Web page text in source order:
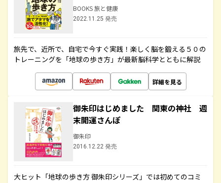
BOOKS 旅と健康
2022.11.25 発売
旅先で、近所で、自宅で今すぐ実践！楽しく脳を鍛える５０の
トレーニングを「地球の歩き方」が最新脳科学とともに解説
詳細を見る
御朱印はじめました 関東の神社 週
末開運さんぽ
御朱印
2016.12.22 発売
大ヒット「地球の歩き方 御朱印シリーズ」では初めてのコミ